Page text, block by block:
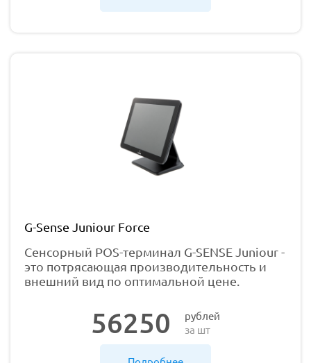
G-Sense Juniour Force
Сенсорный POS-терминал G-SENSE Juniour -
это потрясающая производительность и
внешний вид по оптимальной цене.
56250
рублей
за шт